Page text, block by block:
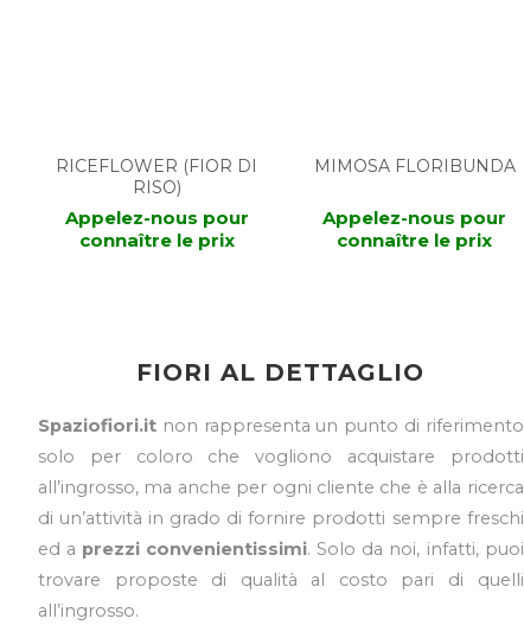
RICEFLOWER (FIOR DI
RISO)
Appelez-nous pour
connaître le prix
MIMOSA FLORIBUNDA
Appelez-nous pour
connaître le prix
FIORI AL DETTAGLIO
Spaziofiori.it non rappresenta un punto di riferimento
solo per coloro che vogliono acquistare prodotti
all’ingrosso, ma anche per ogni cliente che è alla ricerca
di un’attività in grado di fornire prodotti sempre freschi
ed a prezzi convenientissimi. Solo da noi, infatti, puoi
trovare proposte di qualità al costo pari di quelli
all’ingrosso.